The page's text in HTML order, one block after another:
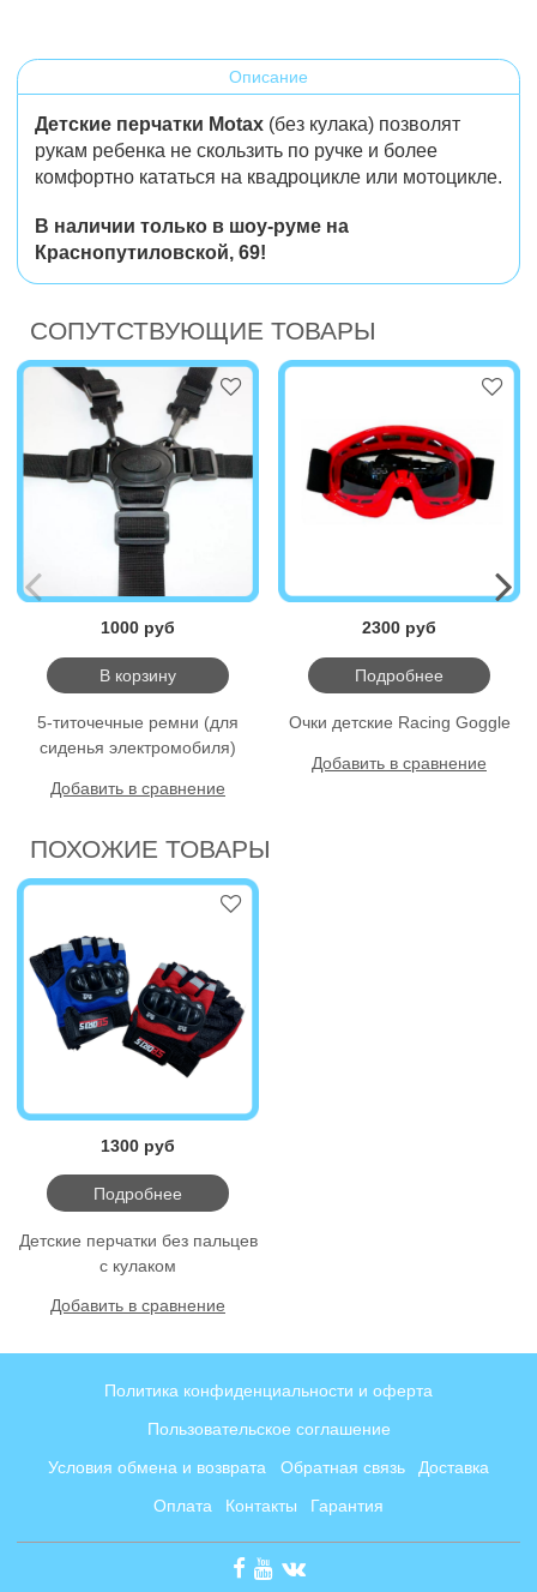
Описание
Детские перчатки Motax (без кулака) позволят
рукам ребенка не скользить по ручке и более
комфортно кататься на квадроцикле или мотоцикле.
В наличии только в шоу-руме на
Краснопутиловской, 69!
СОПУТСТВУЮЩИЕ ТОВАРЫ
1000 руб
В корзину
5-титочечные ремни (для
сиденья электромобиля)
Добавить в сравнение
2300 руб
Подробнее
Очки детские Racing Goggle
Добавить в сравнение
ПОХОЖИЕ ТОВАРЫ
1300 руб
Подробнее
Детские перчатки без пальцев
с кулаком
Добавить в сравнение
Политика конфиденциальности и оферта
Пользовательское соглашение
Условия обмена и возврата Обратная связь Доставка
Оплата Контакты Гарантия